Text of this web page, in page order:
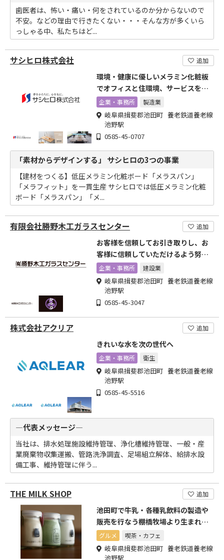
歯医者は、怖い・痛い・何をされているのか分からないので
不安。などの理由で行きたくない・・・そんな方が多くいら
っしゃる中、私たちはど...
サシヒロ株式会社 追加
環境・健康に優しいメラミン化粧板
でオフィスと住環境、サービスを提
供企業・事務所 製造業
岐阜県揖斐郡池田町 養老鉄道養老線
池野駅
0585-45-0707
「素材からデザインする」 サシヒロの3つの事業
【建材をつくる】低圧メラミン化粧ボード「メラスパン」
「メラフィット」を一貫生産 サシヒロでは低圧メラミン化粧
ボード「メラスパン」「メ...
有限会社勝野木工ガラスセンター 追加
お客様を信頼してお引き取りし、お
客様に信頼していただけるよう努力
します
企業・事務所 建設業
岐阜県揖斐郡池田町 養老鉄道養老線
池野駅
0585-45-3047
株式会社アクリア 追加
きれいな水を次の世代へ
企業・事務所 衛生
岐阜県揖斐郡池田町 養老鉄道養老線
池野駅
0585-45-5516
―代表メッセージ―
当社は、排水処理施設維持管理、浄化槽維持管理、一般・産
業廃棄物収集運搬、管路洗浄調査、足場組立解体、給排水設
備工事、維持管理に伴う...
THE MILK SHOP 追加
池田町で牛乳・各種乳飲料の製造や
販売を行なう棚橋牧場より生まれた
オリジナルブランドです
グルメ 喫茶・カフェ
岐阜県揖斐郡池田町 養老鉄道養老線
池野駅